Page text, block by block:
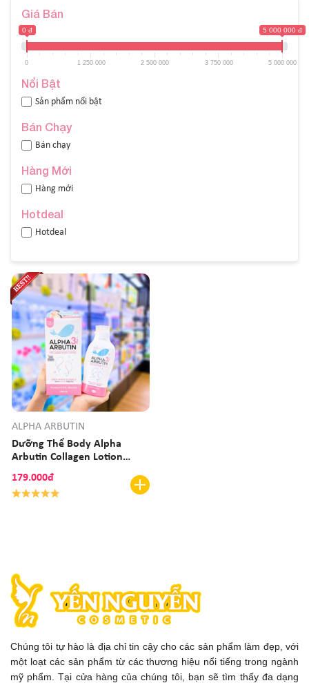
Giá Bán
0 đ 5 000 000 đ
0 1 250 000 2 500 000 3 750 000 5 000 000
Nổi Bật
Sản phẩm nổi bật
Bán Chạy
Bán chạy
Hàng Mới
Hàng mới
Hotdeal
Hotdeal
ALPHA ARBUTIN
Dưỡng Thể Body Alpha
Arbutin Collagen Lotion
179.000đ
Chúng tôi tự hào là địa chỉ tin cậy cho các sản phẩm làm đẹp, với
một loạt các sản phẩm từ các thương hiệu nổi tiếng trong ngành
mỹ phẩm. Tại cửa hàng của chúng tôi, bạn sẽ tìm thấy đa dạng